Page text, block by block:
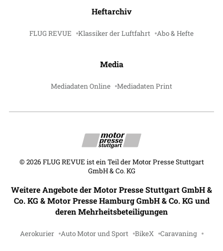
Heftarchiv
FLUG REVUE Klassiker der Luftfahrt Abo & Hefte
Media
Mediadaten Online Mediadaten Print
© 2026 FLUG REVUE ist ein Teil der Motor Presse Stuttgart
GmbH & Co. KG
Weitere Angebote der Motor Presse Stuttgart GmbH &
Co. KG & Motor Presse Hamburg GmbH & Co. KG und
deren Mehrheitsbeteiligungen
Aerokurier Auto Motor und Sport BikeX Caravaning